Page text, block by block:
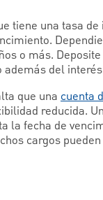
tiene una tasa
o más.
además del
que una cuenta
reducida.
la fecha de
cargos